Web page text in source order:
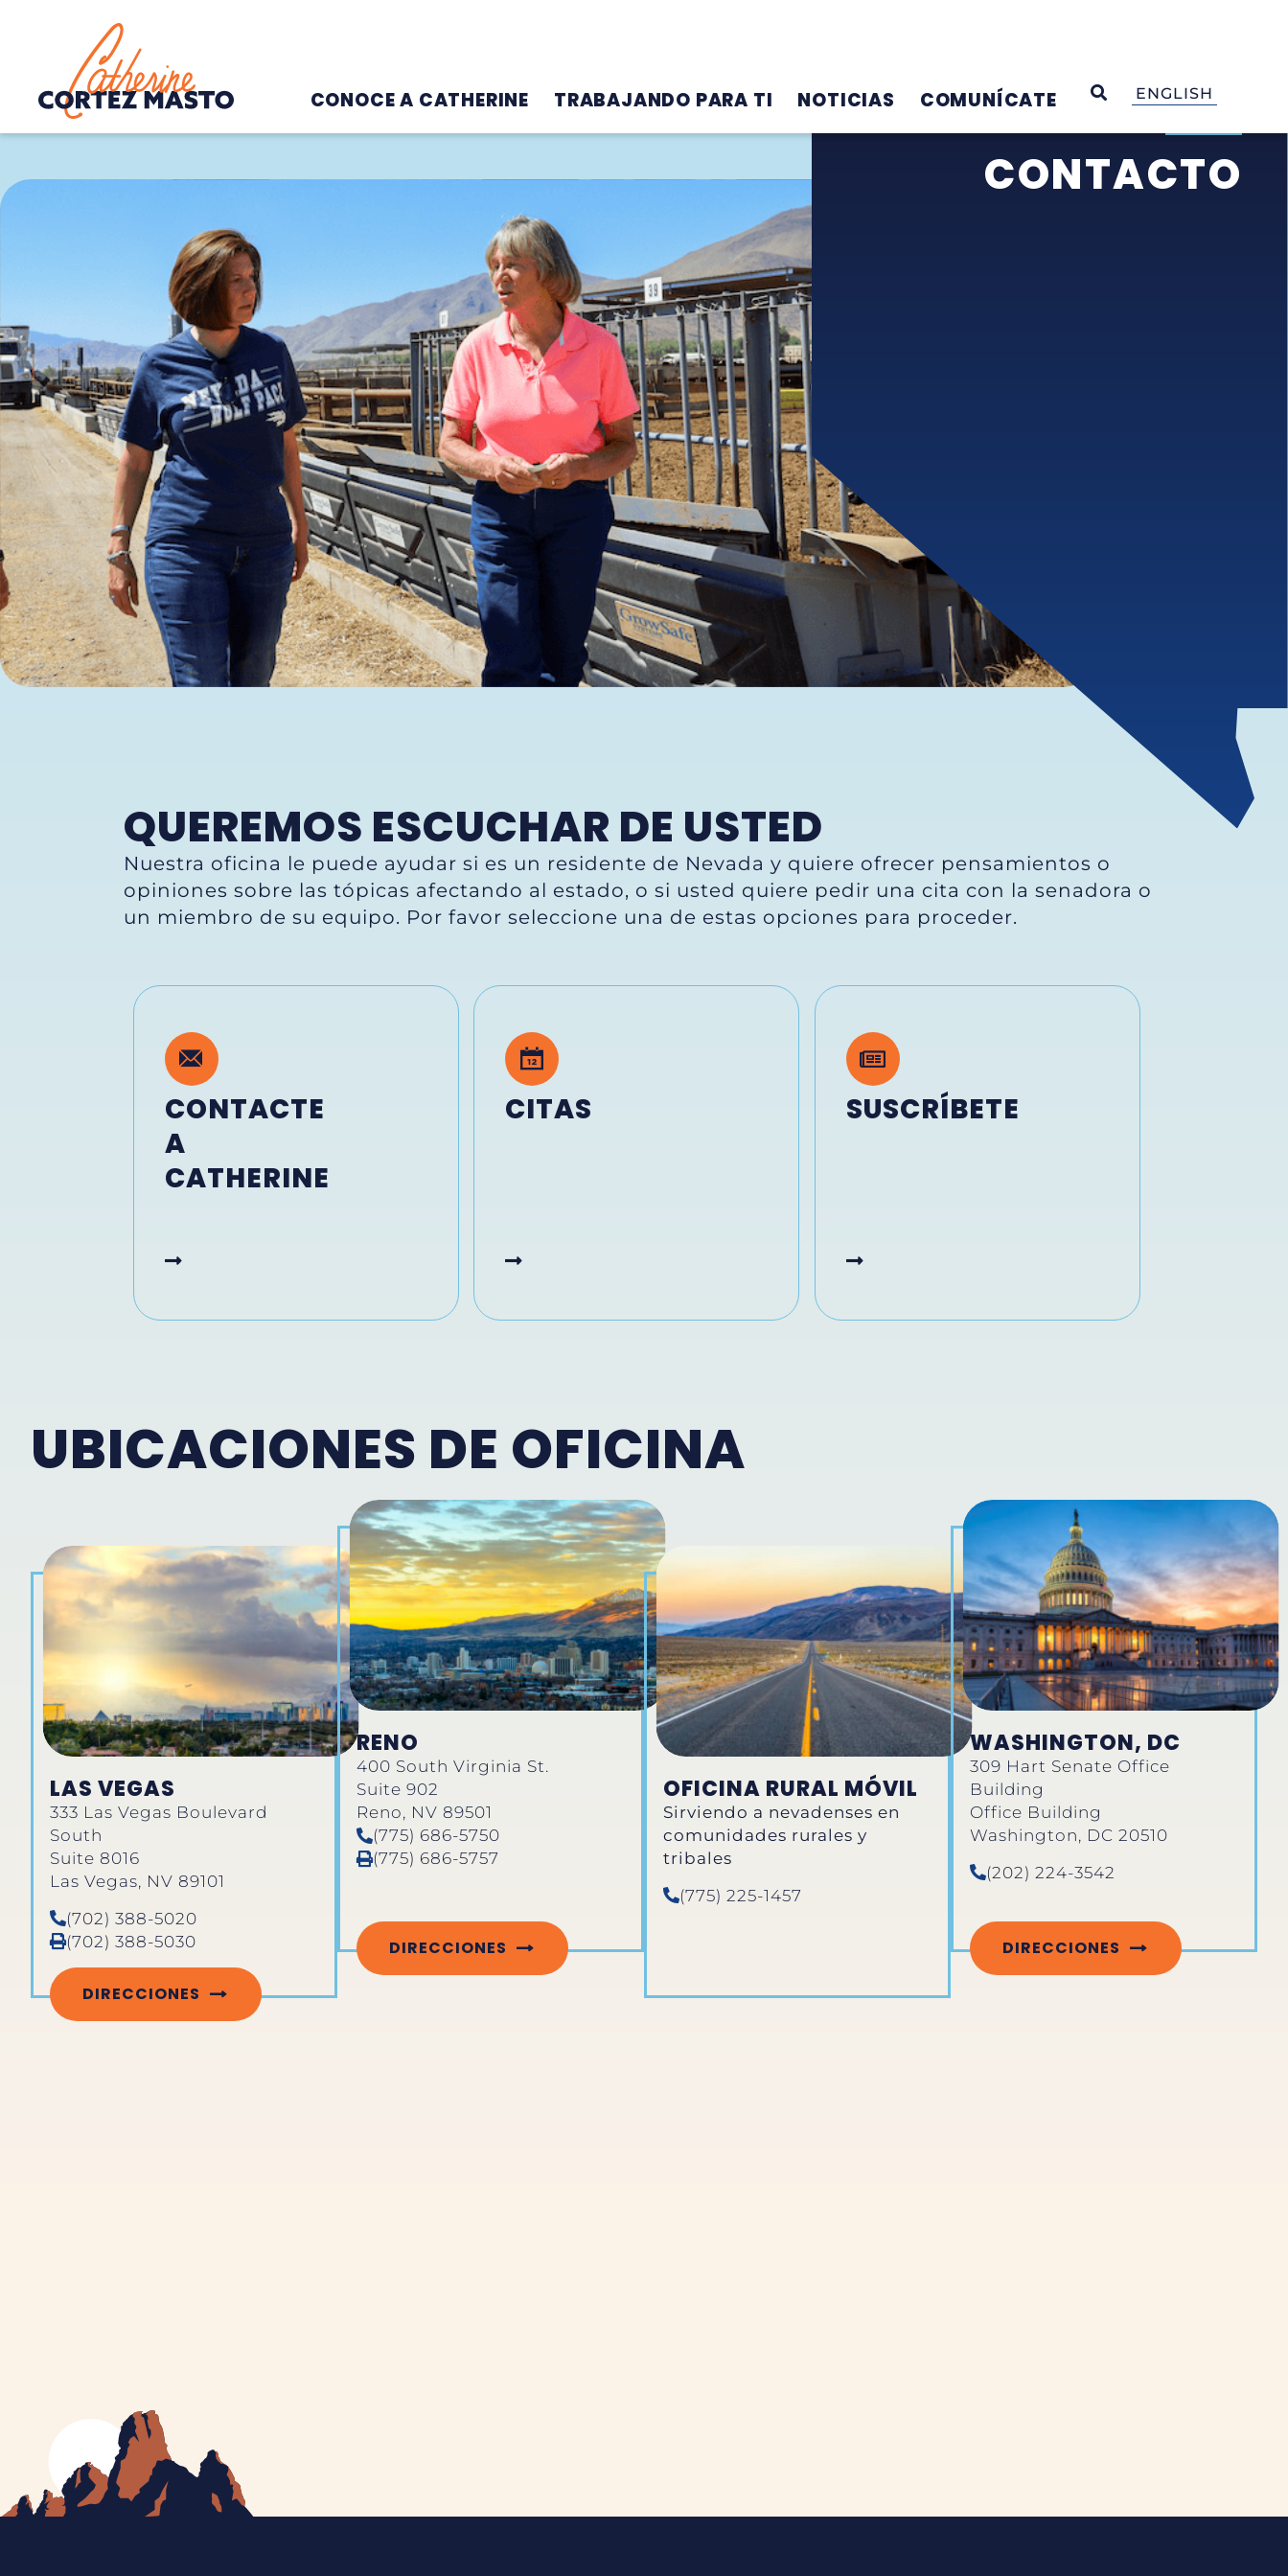
Home
CONOCE A CATHERINE TRABAJANDO PARA TI NOTICIAS COMUNÍCATE OPEN SEARCH
ENGLISH
CONTACTO
QUEREMOS ESCUCHAR DE USTED
Nuestra oficina le puede ayudar si es un residente de Nevada y quiere ofrecer pensamientos o
opiniones sobre las tópicas afectando al estado, o si usted quiere pedir una cita con la senadora o
un miembro de su equipo. Por favor seleccione una de estas opciones para proceder.
CONTACTE
A
CATHERINE
CITAS SUSCRÍBETE
UBICACIONES DE OFICINA
LAS VEGAS
333 Las Vegas Boulevard
South
Suite 8016
Las Vegas, NV 89101
(702) 388-5020
(702) 388-5030
DIRECCIONES
RENO
400 South Virginia St.
Suite 902
Reno, NV 89501
(775) 686-5750
(775) 686-5757
DIRECCIONES
OFICINA RURAL MÓVIL
Sirviendo a nevadenses en
comunidades rurales y
tribales
(775) 225-1457
WASHINGTON, DC
309 Hart Senate Office
Building
Office Building
Washington, DC 20510
(202) 224-3542
DIRECCIONES